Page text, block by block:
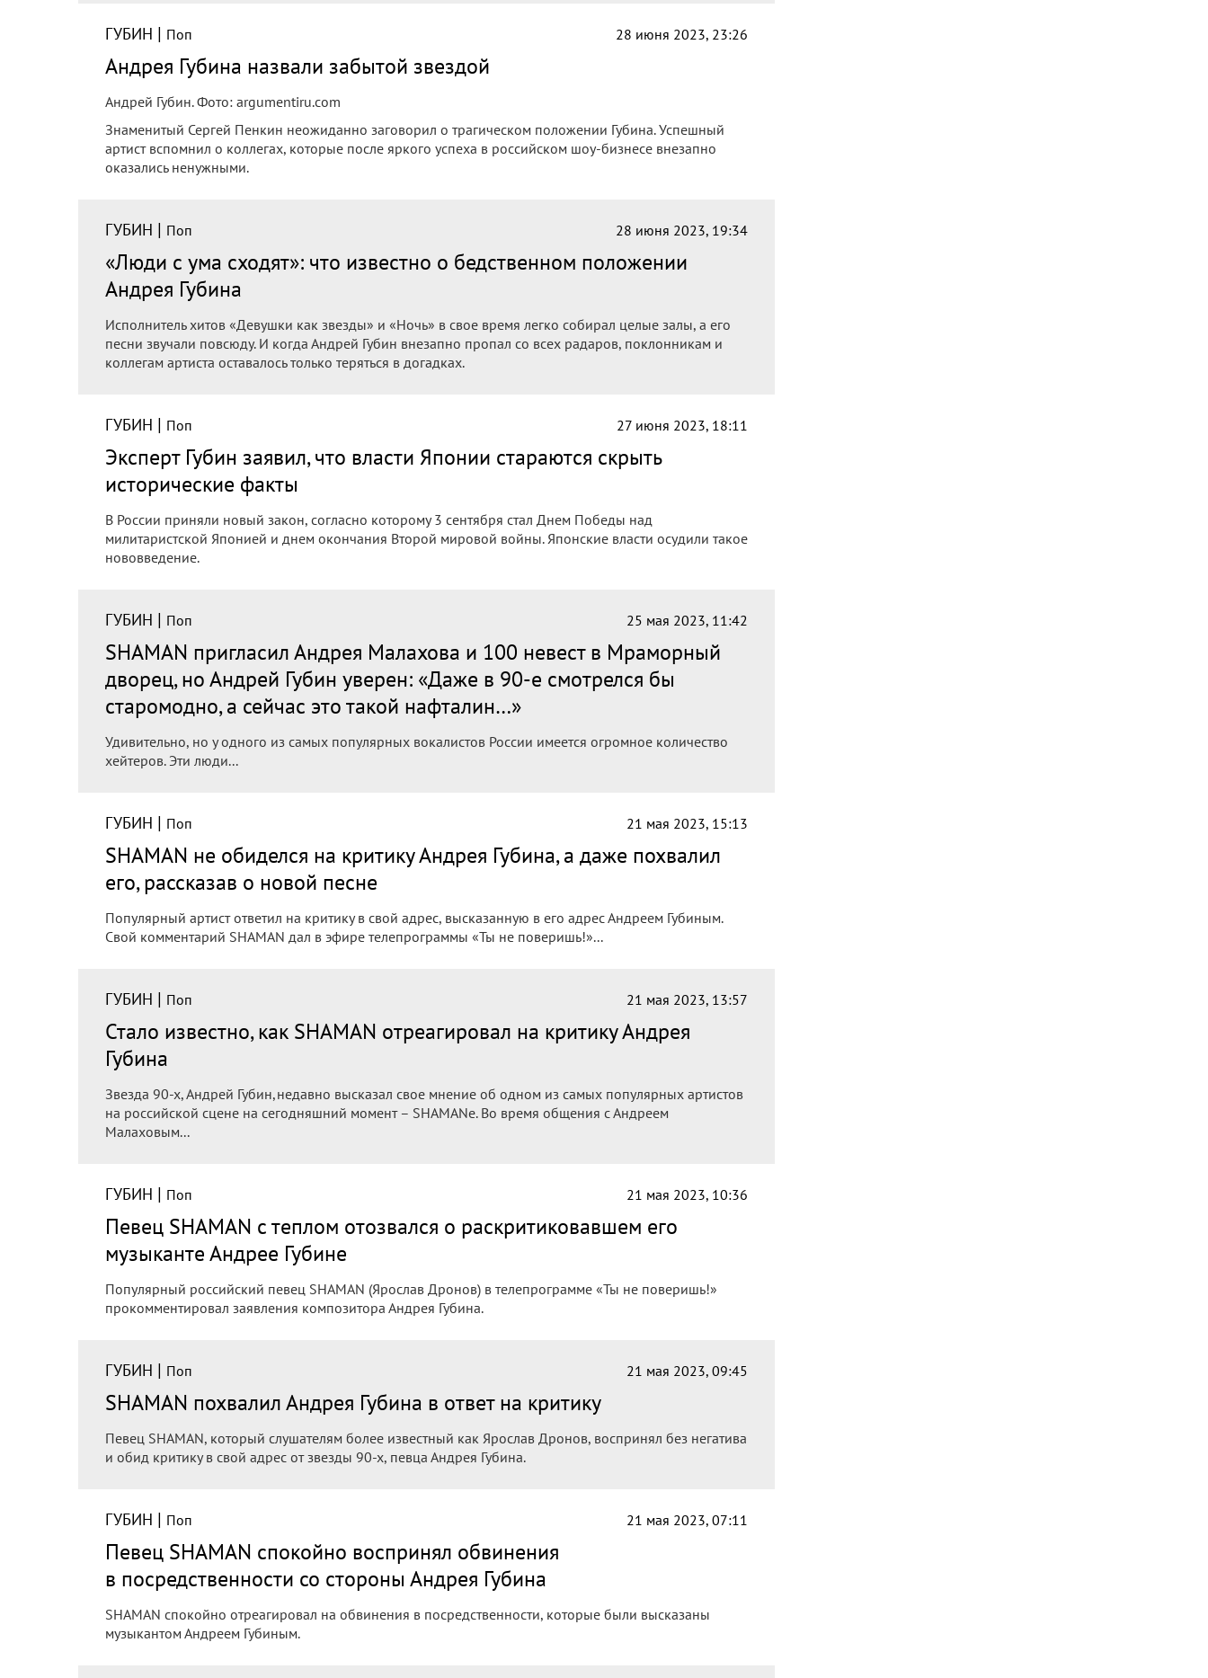
ГУБИН | Поп 28 июня 2023, 23:26
Андрея Губина назвали забытой звездой
Андрей Губин. Фото: argumentiru.com
Знаменитый Сергей Пенкин неожиданно заговорил о трагическом положении Губина. Успешный
артист вспомнил о коллегах, которые после яркого успеха в российском шоу-бизнесе внезапно
оказались ненужными.
ГУБИН | Поп 28 июня 2023, 19:34
«Люди с ума сходят»: что известно о бедственном положении
Андрея Губина
Исполнитель хитов «Девушки как звезды» и «Ночь» в свое время легко собирал целые залы, а его
песни звучали повсюду. И когда Андрей Губин внезапно пропал со всех радаров, поклонникам и
коллегам артиста оставалось только теряться в догадках.
ГУБИН | Поп 27 июня 2023, 18:11
Эксперт Губин заявил, что власти Японии стараются скрыть
исторические факты
В России приняли новый закон, согласно которому 3 сентября стал Днем Победы над
милитаристской Японией и днем окончания Второй мировой войны. Японские власти осудили такое
нововведение.
ГУБИН | Поп 25 мая 2023, 11:42
SHAMAN пригласил Андрея Малахова и 100 невест в Мраморный
дворец, но Андрей Губин уверен: «Даже в 90-е смотрелся бы
старомодно, а сейчас это такой нафталин…»
Удивительно, но у одного из самых популярных вокалистов России имеется огромное количество
хейтеров. Эти люди...
ГУБИН | Поп 21 мая 2023, 15:13
SHAMAN не обиделся на критику Андрея Губина, а даже похвалил
его, рассказав о новой песне
Популярный артист ответил на критику в свой адрес, высказанную в его адрес Андреем Губиным.
Свой комментарий SHAMAN дал в эфире телепрограммы «Ты не поверишь!»...
ГУБИН | Поп 21 мая 2023, 13:57
Стало известно, как SHAMAN отреагировал на критику Андрея
Губина
Звезда 90-х, Андрей Губин,недавно высказал свое мнение об одном из самых популярных артистов
на российской сцене на сегодняшний момент – SHAMANе. Во время общения с Андреем
Малаховым...
ГУБИН | Поп 21 мая 2023, 10:36
Певец SHAMAN с теплом отозвался о раскритиковавшем его
музыканте Андрее Губине
Популярный российский певец SHAMAN (Ярослав Дронов) в телепрограмме «Ты не поверишь!»
прокомментировал заявления композитора Андрея Губина.
ГУБИН | Поп 21 мая 2023, 09:45
SHAMAN похвалил Андрея Губина в ответ на критику
Певец SHAMAN, который слушателям более известный как Ярослав Дронов, воспринял без негатива
и обид критику в свой адрес от звезды 90-х, певца Андрея Губина.
ГУБИН | Поп 21 мая 2023, 07:11
Певец SHAMAN спокойно воспринял обвинения
в посредственности со стороны Андрея Губина
SHAMAN спокойно отреагировал на обвинения в посредственности, которые были высказаны
музыкантом Андреем Губиным.